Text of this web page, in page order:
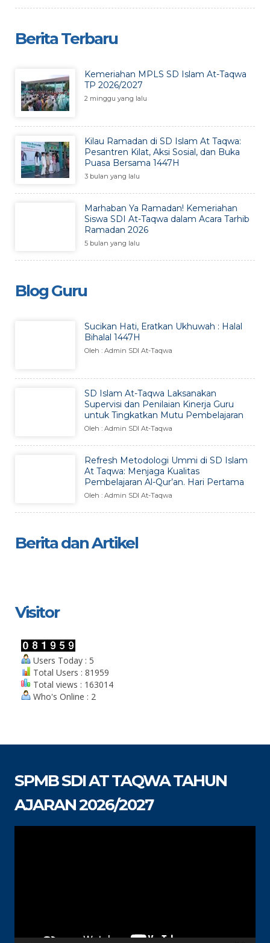
Berita Terbaru
Kemeriahan MPLS SD Islam At-Taqwa
TP 2026/2027
2 minggu yang lalu
Kilau Ramadan di SD Islam At Taqwa:
Pesantren Kilat, Aksi Sosial, dan Buka
Puasa Bersama 1447H
3 bulan yang lalu
Marhaban Ya Ramadan! Kemeriahan
Siswa SDI At-Taqwa dalam Acara Tarhib
Ramadan 2026
5 bulan yang lalu
Blog Guru
Sucikan Hati, Eratkan Ukhuwah : Halal
Bihalal 1447H
Oleh : Admin SDI At-Taqwa
SD Islam At-Taqwa Laksanakan
Supervisi dan Penilaian Kinerja Guru
untuk Tingkatkan Mutu Pembelajaran
Oleh : Admin SDI At-Taqwa
Refresh Metodologi Ummi di SD Islam
At Taqwa: Menjaga Kualitas
Pembelajaran Al-Qur’an. Hari Pertama
Oleh : Admin SDI At-Taqwa
Berita dan Artikel
Visitor
Users Today : 5
Total Users : 81959
Total views : 163014
Who's Online : 2
SPMB SDI AT TAQWA TAHUN
AJARAN 2026/2027